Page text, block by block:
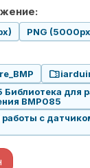
PNG
folder_zip
Библиотека для
BMP085
с